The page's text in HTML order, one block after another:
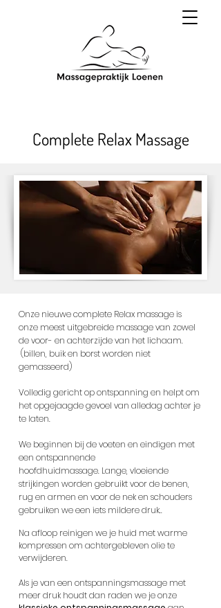
Complete Relax Massage
Onze nieuwe complete Relax massage is
onze meest uitgebreide massage van zowel
de voor- en achterzijde van het lichaam.
(billen, buik en borst worden niet
gemasseerd)
Volledig gericht op ontspanning en helpt om
het opgejaagde gevoel van alledag achter je
te laten.
We beginnen bij de voeten en eindigen met
een ontspannende
hoofdhuidmassage. Lange, vloeiende
strijkingen worden gebruikt voor de benen,
rug en armen en voor de nek en schouders
gebruiken we een iets mildere druk..
Na afloop reinigen we je huid met warme
kompressen om achtergebleven olie te
verwijderen.
Als je van een ontspanningsmassage met
meer druk houdt dan raden we je onze